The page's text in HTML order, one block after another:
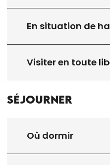
En situation de
Visiter en toute
Séjourner
Où dormir
définis
74
nous